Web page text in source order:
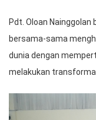
Pdt. Oloan
bersama-sama
dunia dengan
melakukan